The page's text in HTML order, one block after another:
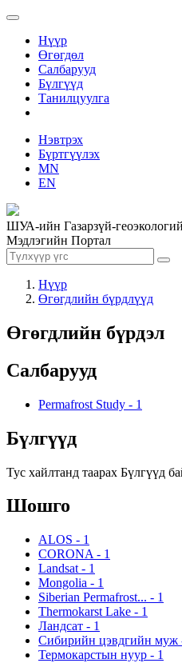
Нүүр
Өгөгдөл
Салбарууд
Бүлгүүд
Танилцуулга
Нэвтрэх
Бүртгүүлэх
MN
EN
ШУА-ийн Газарзүй-
Мэдлэгийн Портал
Нүүр
Өгөгдлийн бүрдлүүд
Өгөгдлийн бүрдэл
Салбарууд
Permafrost Study - 1
Бүлгүүд
Тус хайлтанд таарах Бүлгүүд
Шошго
ALOS - 1
CORONA - 1
Landsat - 1
Mongolia - 1
Siberian Permafrost... - 1
Thermokarst Lake - 1
Ландсат - 1
Сибирийн цэвдгийн муж
Термокарстын нуур - 1